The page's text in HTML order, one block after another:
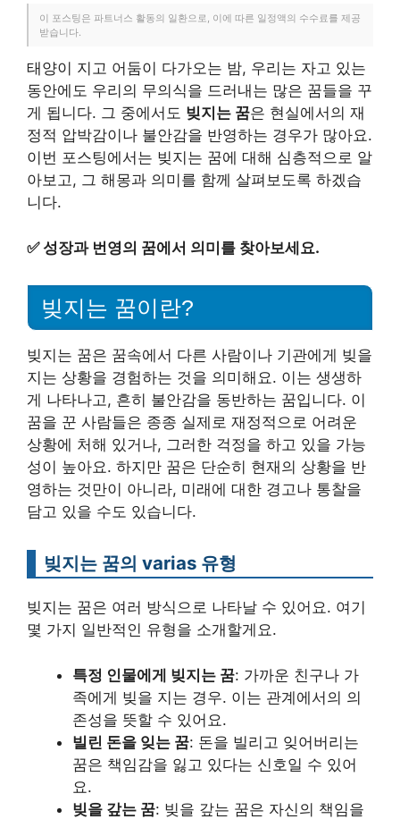
이 포스팅은 파트너스 활동의 일환으로, 이에 따른 일정액의 수수료를 제공
받습니다.
태양이 지고 어둠이 다가오는 밤, 우리는 자고 있는
동안에도 우리의 무의식을 드러내는 많은 꿈들을 꾸
게 됩니다. 그 중에서도 빚지는 꿈은 현실에서의 재
정적 압박감이나 불안감을 반영하는 경우가 많아요.
이번 포스팅에서는 빚지는 꿈에 대해 심층적으로 알
아보고, 그 해몽과 의미를 함께 살펴보도록 하겠습
니다.
✅성장과 번영의 꿈에서 의미를 찾아보세요.
빚지는 꿈이란?
빚지는 꿈은 꿈속에서 다른 사람이나 기관에게 빚을
지는 상황을 경험하는 것을 의미해요. 이는 생생하
게 나타나고, 흔히 불안감을 동반하는 꿈입니다. 이
꿈을 꾼 사람들은 종종 실제로 재정적으로 어려운
상황에 처해 있거나, 그러한 걱정을 하고 있을 가능
성이 높아요. 하지만 꿈은 단순히 현재의 상황을 반
영하는 것만이 아니라, 미래에 대한 경고나 통찰을
담고 있을 수도 있습니다.
빚지는 꿈의 varias 유형
빚지는 꿈은 여러 방식으로 나타날 수 있어요. 여기
몇 가지 일반적인 유형을 소개할게요.
특정 인물에게 빚지는 꿈: 가까운 친구나 가
족에게 빚을 지는 경우. 이는 관계에서의 의
존성을 뜻할 수 있어요.
빌린 돈을 잊는 꿈: 돈을 빌리고 잊어버리는
꿈은 책임감을 잃고 있다는 신호일 수 있어
요.
빚을 갚는 꿈: 빚을 갚는 꿈은 자신의 책임을